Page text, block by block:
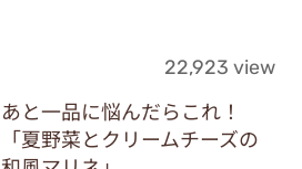
22,923 view
あと一品に悩んだらこれ！
「夏野菜とクリームチーズの